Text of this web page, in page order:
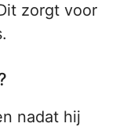
zorgt voor
nadat hij